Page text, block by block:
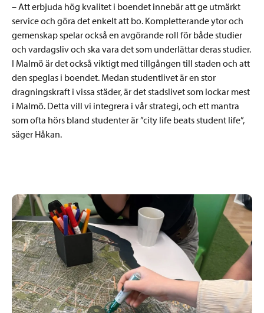
– Att erbjuda hög kvalitet i boendet innebär att ge utmärkt
service och göra det enkelt att bo. Kompletterande ytor och
gemenskap spelar också en avgörande roll för både studier
och vardagsliv och ska vara det som underlättar deras studier.
I Malmö är det också viktigt med tillgången till staden och att
den speglas i boendet. Medan studentlivet är en stor
dragningskraft i vissa städer, är det stadslivet som lockar mest
i Malmö. Detta vill vi integrera i vår strategi, och ett mantra
som ofta hörs bland studenter är ”city life beats student life”,
säger Håkan.